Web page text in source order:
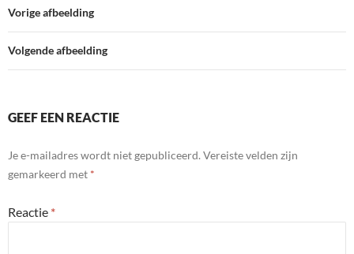
Vorige afbeelding
Volgende afbeelding
GEEF EEN REACTIE
Je e-mailadres wordt niet gepubliceerd. Vereiste velden zijn
gemarkeerd met *
Reactie *